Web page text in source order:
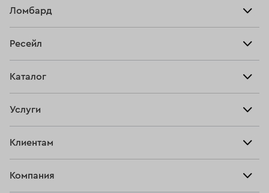
Ломбард
Тарифы
Ресейл
Купить
Прочие услуги
Каталог
Серьги
Услуги
Клиентам
Компания